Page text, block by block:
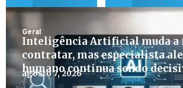
Geral
Inteligência Artificial muda a
contratar, mas especialista
humano continua sendo
agosto 7, 2026